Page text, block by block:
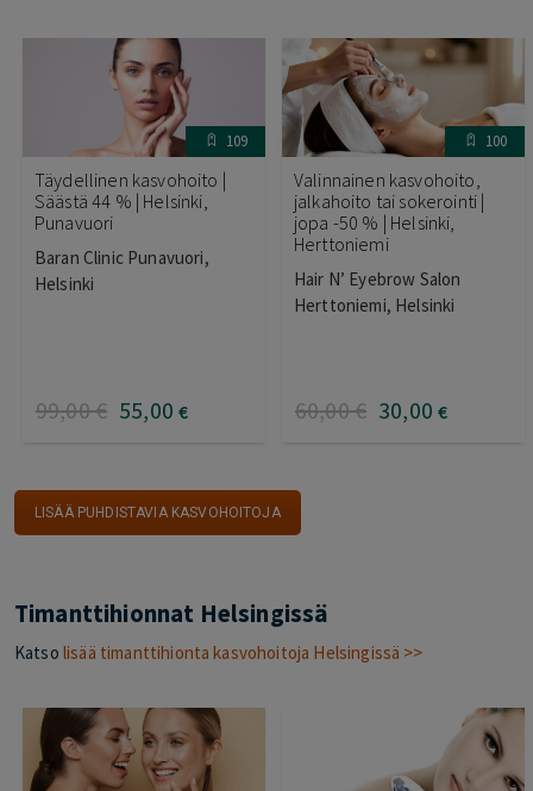
109
Täydellinen kasvohoito |
Säästä 44 % | Helsinki,
Punavuori
Baran Clinic Punavuori,
Helsinki
99,00€ 55,00 €
100
Valinnainen kasvohoito,
jalkahoito tai sokerointi |
jopa -50 % | Helsinki,
Herttoniemi
Hair N’ Eyebrow Salon
Herttoniemi, Helsinki
60,00€ 30,00 €
LISÄÄ PUHDISTAVIA KASVOHOITOJA
Timanttihionnat Helsingissä
Katso lisää timanttihionta kasvohoitoja Helsingissä >>